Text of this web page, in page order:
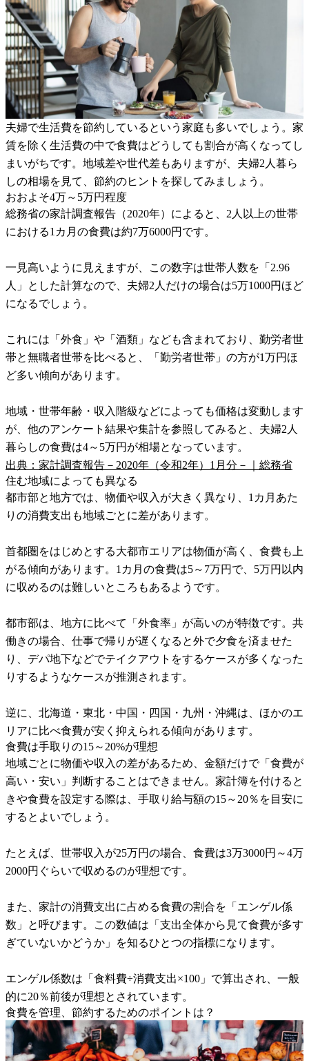
夫婦で生活費を節約しているという家庭も多いでしょう。家
賃を除く生活費の中で食費はどうしても割合が高くなってし
まいがちです。地域差や世代差もありますが、夫婦2人暮ら
しの相場を見て、節約のヒントを探してみましょう。
おおよそ4万～5万円程度
総務省の家計調査報告（2020年）によると、2人以上の世帯
における1カ月の食費は約7万6000円です。
一見高いように見えますが、この数字は世帯人数を「2.96
人」とした計算なので、夫婦2人だけの場合は5万1000円ほど
になるでしょう。
これには「外食」や「酒類」なども含まれており、勤労者世
帯と無職者世帯を比べると、「勤労者世帯」の方が1万円ほ
ど多い傾向があります。
地域・世帯年齢・収入階級などによっても価格は変動します
が、他のアンケート結果や集計を参照してみると、夫婦2人
暮らしの食費は4～5万円が相場となっています。
出典：家計調査報告－2020年（令和2年）1月分－｜総務省
住む地域によっても異なる
都市部と地方では、物価や収入が大きく異なり、1カ月あた
りの消費支出も地域ごとに差があります。
首都圏をはじめとする大都市エリアは物価が高く、食費も上
がる傾向があります。1カ月の食費は5～7万円で、5万円以内
に収めるのは難しいところもあるようです。
都市部は、地方に比べて「外食率」が高いのが特徴です。共
働きの場合、仕事で帰りが遅くなると外で夕食を済ませた
り、デパ地下などでテイクアウトをするケースが多くなった
りするようなケースが推測されます。
逆に、北海道・東北・中国・四国・九州・沖縄は、ほかのエ
リアに比べ食費が安く抑えられる傾向があります。
食費は手取りの15～20%が理想
地域ごとに物価や収入の差があるため、金額だけで「食費が
高い・安い」判断することはできません。家計簿を付けると
きや食費を設定する際は、手取り給与額の15～20％を目安に
するとよいでしょう。
たとえば、世帯収入が25万円の場合、食費は3万3000円～4万
2000円ぐらいで収めるのが理想です。
また、家計の消費支出に占める食費の割合を「エンゲル係
数」と呼びます。この数値は「支出全体から見て食費が多す
ぎていないかどうか」を知るひとつの指標になります。
エンゲル係数は「食料費÷消費支出×100」で算出され、一般
的に20％前後が理想とされています。
食費を管理、節約するためのポイントは？